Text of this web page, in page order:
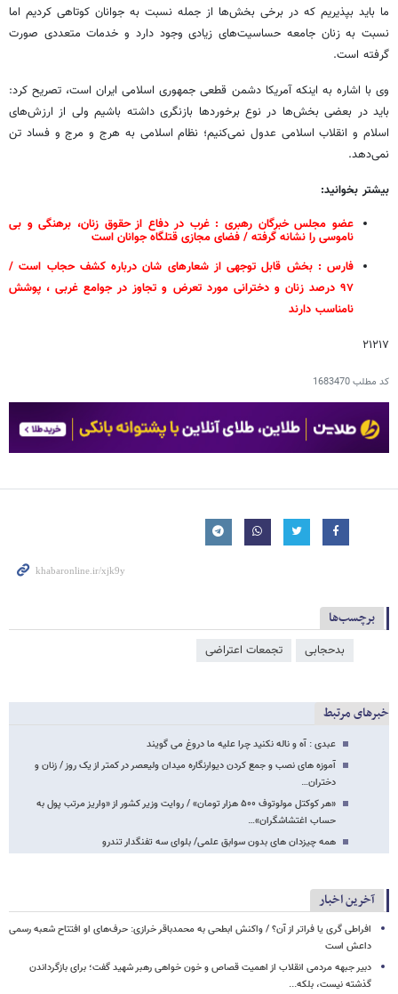
ما باید بپذیریم که در برخی بخش‌ها از جمله نسبت به جوانان کوتاهی کردیم اما
نسبت به زنان جامعه حساسیت‌های زیادی وجود دارد و خدمات متعددی صورت
گرفته است.
وی با اشاره به اینکه آمریکا دشمن قطعی جمهوری اسلامی ایران است، تصریح کرد:
باید در بعضی بخش‌ها در نوع برخوردها بازنگری داشته باشیم ولی از ارزش‌های
اسلام و انقلاب اسلامی عدول نمی‌کنیم؛ نظام اسلامی به هرج و مرج و فساد تن
نمی‌دهد.
بیشتر بخوانید:
عضو مجلس خبرگان رهبری : غرب در دفاع از حقوق زنان، برهنگی و بی
ناموسی را نشانه گرفته / فضای مجازی قتلگاه جوانان است
فارس : بخش قابل توجهی از شعارهای شان درباره کشف حجاب است /
۹۷ درصد زنان و دخترانی مورد تعرض و تجاوز در جوامع غربی ، پوشش
نامناسب دارند
۲۱۲۱۷
کد مطلب1683470
برچسب‌ها
بدحجابی تجمعات اعتراضی
خبرهای مرتبط
عبدی : آه و ناله نکنید چرا علیه ما دروغ می گویند
آموزه های نصب و جمع کردن دیوارنگاره میدان ولیعصر در کمتر از یک روز / زنان و
دختران…
«هر کوکتل مولوتوف ۵۰۰ هزار تومان» / روایت وزیر کشور از «واریز مرتب پول به
حساب اغتشاشگران»…
همه چیزدان های بدون سوابق علمی/ بلوای سه تفنگدار تندرو
آخرین اخبار
افراطی گری یا فراتر از آن؟ / واکنش ابطحی به محمدباقر خرازی: حرف‌های او افتتاح شعبه رسمی
داعش است
دبیر جبهه مردمی انقلاب از اهمیت قصاص و خون خواهی رهبر شهید گفت؛ برای بازگرداندن
گذشته نیست، بلکه...